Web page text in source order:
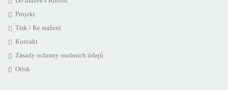
Projekt
Tisk / Ke stažení
Kontakt
Zásady ochrany osobních údajů
Otisk